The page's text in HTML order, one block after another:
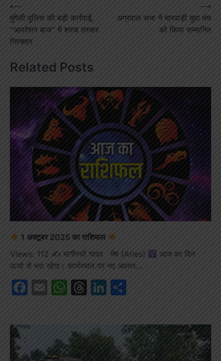
Post
navigation
⟵
मुंगेली पुलिस की बड़ी कार्रवाई,
‘‘आपरेशन बाज’’ में शराब तस्कर
गिरफ्तार
अग्रवाल सभा ने मारवाड़ी युवा मंच
को किया सम्मानित
⟶
Related Posts
1 अक्टूबर 2025 का राशिफल
Views: 112 ✍ भागीरथी यादव मेष (Aries)
आज का दिन
ऊर्जा से भरा रहेगा। कार्यस्थल पर नए अवसर…
Facebook
EmailWhatsApp
Threads
LinkedIn